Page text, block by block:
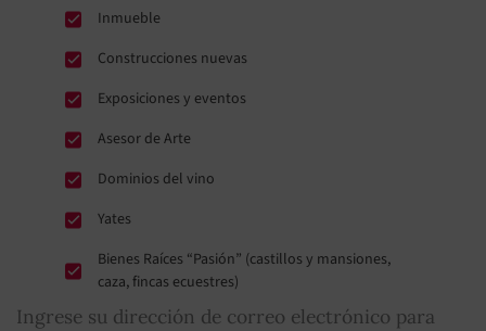
Inmueble
Construcciones nuevas
Exposiciones y eventos
Asesor de Arte
Dominios del vino
Yates
Bienes Raíces “Pasión” (castillos y mansiones,
caza, fincas ecuestres)
Ingrese su dirección de correo electrónico para